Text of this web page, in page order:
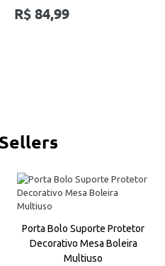
Preço
normal
R$ 84,99
Porta Bolo Suporte Protetor
Decorativo Mesa Boleira
Multiuso